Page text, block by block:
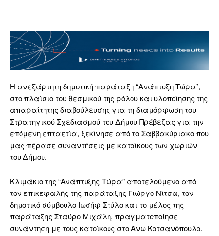
Η ανεξάρτητη δημοτική παράταξη “Ανάπτυξη Τώρα”,
στο πλαίσιο του θεσμικού της ρόλου και υλοποίησης της
απαραίτητης διαβούλευσης για τη διαμόρφωση του
Στρατηγικού Σχεδιασμού του Δήμου Πρέβεζας για την
επόμενη επταετία, ξεκίνησε από το Σαββακύριακο που
μας πέρασε συναντήσεις με κατοίκους των χωριών
του Δήμου.
Κλιμάκιο της “Ανάπτυξης Τώρα” αποτελούμενο από
τον επικεφαλής της παράταξης Γιώργο Νίτσα, τον
δημοτικό σύμβουλο Ιωσήφ Στύλο και το μέλος της
παράταξης Σταύρο Μιχάλη, πραγματοποίησε
συνάντηση με τους κατοίκους στο Άνω Κοτσανόπουλο.